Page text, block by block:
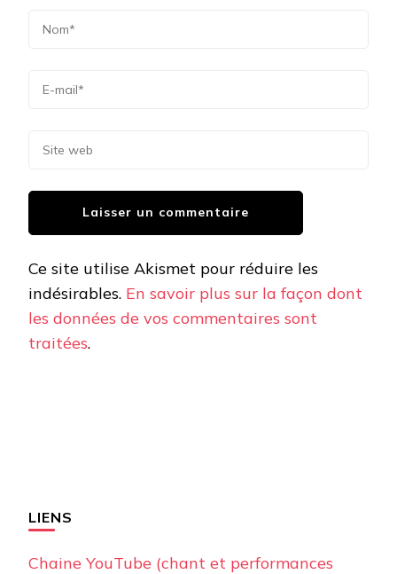
Ce site utilise Akismet pour réduire les
indésirables. En savoir plus sur la façon dont
les données de vos commentaires sont
traitées.
LIENS
Chaine YouTube (chant et performances